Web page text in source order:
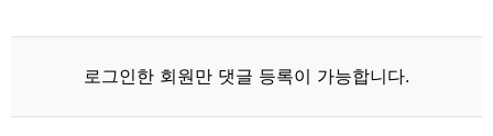
로그인한 회원만 댓글 등록이 가능합니다.